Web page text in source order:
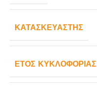
ΚΑΤΑΣΚΕΥΑΣΤΉΣ
ΈΤΟΣ ΚΥΚΛΟΦΟΡΊΑΣ